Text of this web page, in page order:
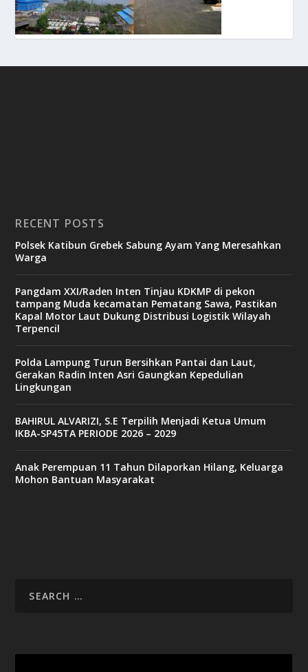
RECENT POSTS
Polsek Katibun Grebek Sabung Ayam Yang Meresahkan
Warga
Pangdam XXI/Raden Inten Tinjau KDKMP di pekon
tampang Muda kecamatan Pematang Sawa, Pastikan
Kapal Motor Laut Dukung Distribusi Logistik Wilayah
Terpencil
Polda Lampung Turun Bersihkan Pantai dan Laut,
Gerakan Radin Inten Asri Gaungkan Kepedulian
Lingkungan
BAHIRUL ALVARIZI, S.E Terpilih Menjadi Ketua Umum
IKBA-SP45TA PERIODE 2026 – 2029
Anak Perempuan 11 Tahun Dilaporkan Hilang, Keluarga
Mohon Bantuan Masyarakat